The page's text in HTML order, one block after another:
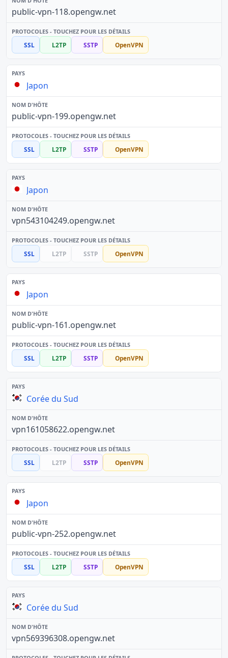
public-vpn-118.opengw.net
SSL L2TP SSTP OpenVPN
Japon
public-vpn-199.opengw.net
SSL L2TP SSTP OpenVPN
Japon
vpn543104249.opengw.net
SSL L2TP SSTP OpenVPN
Japon
public-vpn-161.opengw.net
SSL L2TP SSTP OpenVPN
Corée du Sud
vpn161058622.opengw.net
SSL L2TP SSTP OpenVPN
Japon
public-vpn-252.opengw.net
SSL L2TP SSTP OpenVPN
Corée du Sud
vpn569396308.opengw.net